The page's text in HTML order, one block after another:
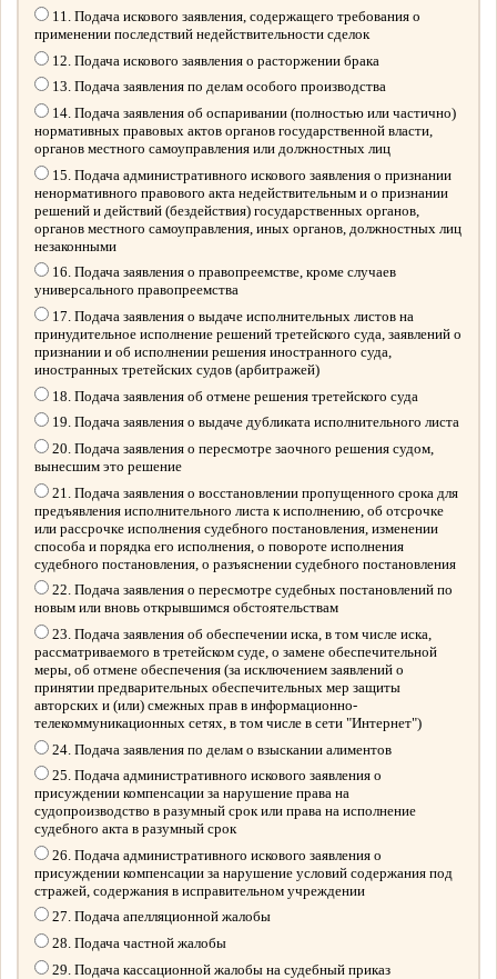
11. Подача искового заявления, содержащего требования о
применении последствий недействительности сделок
12. Подача искового заявления о расторжении брака
13. Подача заявления по делам особого производства
14. Подача заявления об оспаривании (полностью или частично)
нормативных правовых актов органов государственной власти,
органов местного самоуправления или должностных лиц
15. Подача административного искового заявления о признании
ненормативного правового акта недействительным и о признании
решений и действий (бездействия) государственных органов,
органов местного самоуправления, иных органов, должностных лиц
незаконными
16. Подача заявления о правопреемстве, кроме случаев
универсального правопреемства
17. Подача заявления о выдаче исполнительных листов на
принудительное исполнение решений третейского суда, заявлений о
признании и об исполнении решения иностранного суда,
иностранных третейских судов (арбитражей)
18. Подача заявления об отмене решения третейского суда
19. Подача заявления о выдаче дубликата исполнительного листа
20. Подача заявления о пересмотре заочного решения судом,
вынесшим это решение
21. Подача заявления о восстановлении пропущенного срока для
предъявления исполнительного листа к исполнению, об отсрочке
или рассрочке исполнения судебного постановления, изменении
способа и порядка его исполнения, о повороте исполнения
судебного постановления, о разъяснении судебного постановления
22. Подача заявления о пересмотре судебных постановлений по
новым или вновь открывшимся обстоятельствам
23. Подача заявления об обеспечении иска, в том числе иска,
рассматриваемого в третейском суде, о замене обеспечительной
меры, об отмене обеспечения (за исключением заявлений о
принятии предварительных обеспечительных мер защиты
авторских и (или) смежных прав в информационно-
телекоммуникационных сетях, в том числе в сети "Интернет")
24. Подача заявления по делам о взыскании алиментов
25. Подача административного искового заявления о
присуждении компенсации за нарушение права на
судопроизводство в разумный срок или права на исполнение
судебного акта в разумный срок
26. Подача административного искового заявления о
присуждении компенсации за нарушение условий содержания под
стражей, содержания в исправительном учреждении
27. Подача апелляционной жалобы
28. Подача частной жалобы
29. Подача кассационной жалобы на судебный приказ